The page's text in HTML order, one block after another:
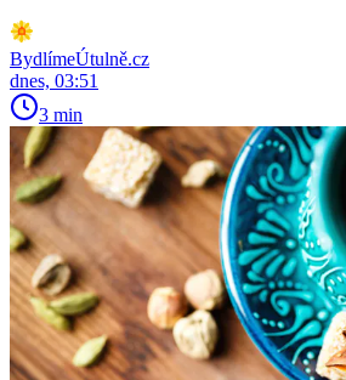
BydlímeÚtulně.cz
dnes, 03:51
3 min